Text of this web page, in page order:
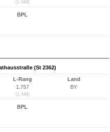
(1.344)
BPL
(St 2362)
L-Rang
1.757
(1.344)
Land
BY
BPL